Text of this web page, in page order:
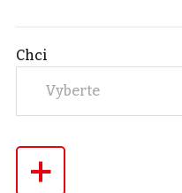
Chci
Vyberte
+